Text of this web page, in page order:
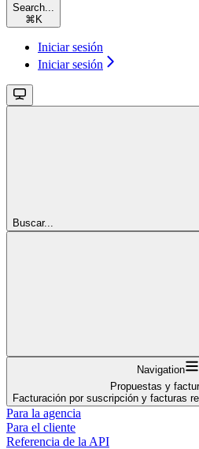
Search...
⌘ K
Iniciar sesión
Iniciar sesión
Buscar...
Navigation
Propuestas y
Facturación por suscripción y facturas
Para la agencia
Para el cliente
Referencia de la API